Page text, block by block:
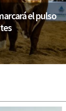
el pulso